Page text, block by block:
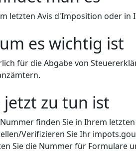
letzten Avis d'Imposition oder in
es wichtig ist
für die Abgabe von
jetzt zu tun ist
finden Sie in Ihrem
Verifizieren Sie Ihr
Sie die Nummer für Formulare